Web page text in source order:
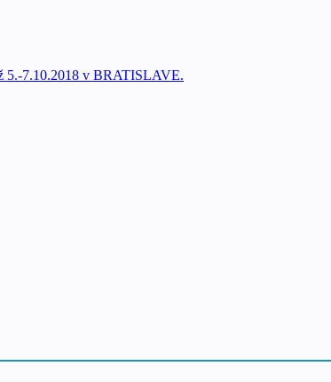
5.-7.10.2018 v BRATISLAVE.